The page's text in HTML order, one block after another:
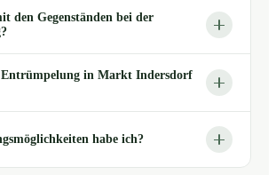
den Gegenständen bei der
in Markt Indersdorf
habe ich?